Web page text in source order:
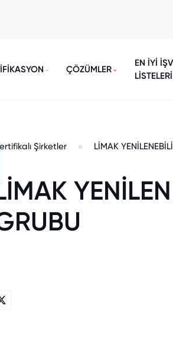
ÇÖZÜMLER
EN İYİ
LİSTELERİ
Şirketler LİMAK